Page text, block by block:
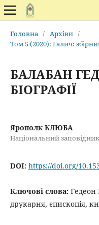
Головна / Архіви /
Том 5 (2020): Галич:
БАЛАБАН
БІОГРАФІЇ
Ярополк КЛЮБА
Національний
DOI: https://doi.org/
Ключові слова: Гедеон
друкарня, єпископія,